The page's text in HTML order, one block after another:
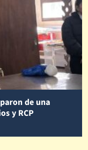
de una
y RCP